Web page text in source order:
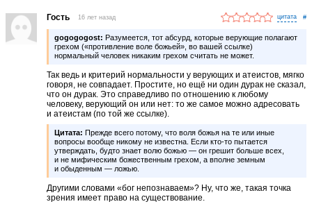
Гость 16 лет назад #
gogogogost: Разумеется, тот абсурд, которые верующие полагают
грехом («противление воле божьей», во вашей ссылке)
нормальный человек никаким грехом считать не может.
Так ведь и критерий нормальности у верующих и атеистов, мягко
говоря, не совпадает. Простите, но ещё ни один дурак не сказал,
что он дурак. Это справедливо по отношению к любому
человеку, верующий он или нет: то же самое можно адресовать
и атеистам (по той же ссылке).
Цитата: Прежде всего потому, что воля божья на те или иные
вопросы вообще никому не известна. Если кто-то пытается
утверждать, будто знает волю божью — он грешит больше всех,
и не мифическим божественным грехом, а вполне земным
и обыденным — ложью.
Другими словами «бог непознаваем»? Ну, что же, такая точка
зрения имеет право на существование.